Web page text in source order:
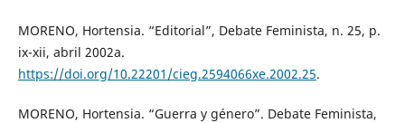
MORENO, Hortensia. “Editorial”, Debate Feminista, n. 25, p.
ix-xii, abril 2002a.
https://doi.org/10.22201/cieg.2594066xe.2002.25.
MORENO, Hortensia. “Guerra y género”. Debate Feminista,